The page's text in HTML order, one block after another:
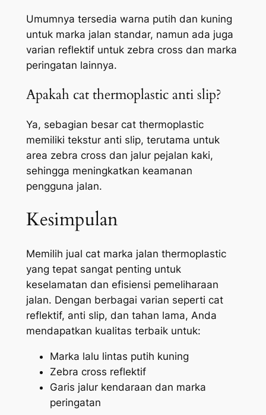
Umumnya tersedia warna putih dan kuning
untuk marka jalan standar, namun ada juga
varian reflektif untuk zebra cross dan marka
peringatan lainnya.
Apakah cat thermoplastic anti slip?
Ya, sebagian besar cat thermoplastic
memiliki tekstur anti slip, terutama untuk
area zebra cross dan jalur pejalan kaki,
sehingga meningkatkan keamanan
pengguna jalan.
Kesimpulan
Memilih jual cat marka jalan thermoplastic
yang tepat sangat penting untuk
keselamatan dan efisiensi pemeliharaan
jalan. Dengan berbagai varian seperti cat
reflektif, anti slip, dan tahan lama, Anda
mendapatkan kualitas terbaik untuk:
Marka lalu lintas putih kuning
Zebra cross reflektif
Garis jalur kendaraan dan marka
peringatan